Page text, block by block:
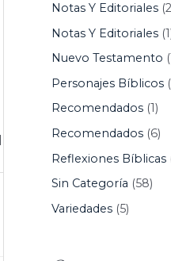
Notas Y Editoriales
Notas Y Editoriales
Nuevo Testamento
Personajes Bíblicos
Recomendados(1)
Recomendados(6)
Reflexiones Bíblicas
Sin Categoría (58)
Variedades(5)